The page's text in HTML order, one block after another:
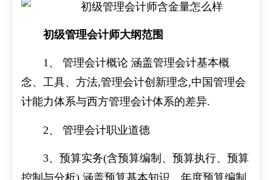
初级管理会计师大纲范围
1、 管理会计概论 涵盖管理会计基本概
念、工具、方法,管理会计创新理念,中国管理会
计能力体系与西方管理会计体系的差异.
2、 管理会计职业道德
3、预算实务(含预算编制、预算执行、预算
控制与分析) 涵盖预算基本知识、年度预算编制